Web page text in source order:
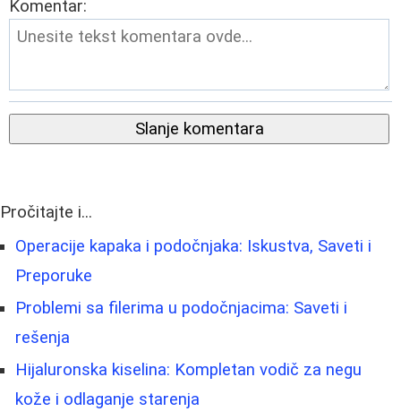
Komentar:
Slanje komentara
Pročitajte i...
Operacije kapaka i podočnjaka: Iskustva, Saveti i
Preporuke
Problemi sa filerima u podočnjacima: Saveti i
rešenja
Hijaluronska kiselina: Kompletan vodič za negu
kože i odlaganje starenja